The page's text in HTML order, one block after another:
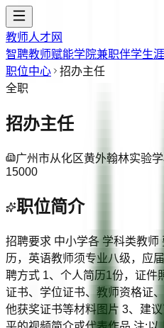
教师人才网
智聘教师赋能学院兼职伴学生
职位中心
招办主任
全职
招办主任
广州市从化区黄外翰林实验
15000
职位简介
招聘要求 中小学各 学科类教
历，英语教师须专业八级，应
聘方式 1、个人简历1份，证件
证书、学位证书、教师资格证
他获奖证书等材料图片 3、建